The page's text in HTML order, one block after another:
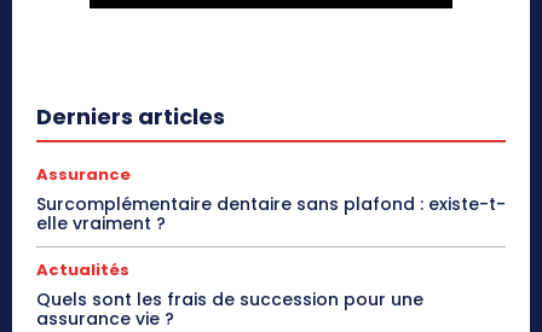
Derniers articles
Assurance
Surcomplémentaire dentaire sans plafond : existe-t-
elle vraiment ?
Actualités
Quels sont les frais de succession pour une
assurance vie ?